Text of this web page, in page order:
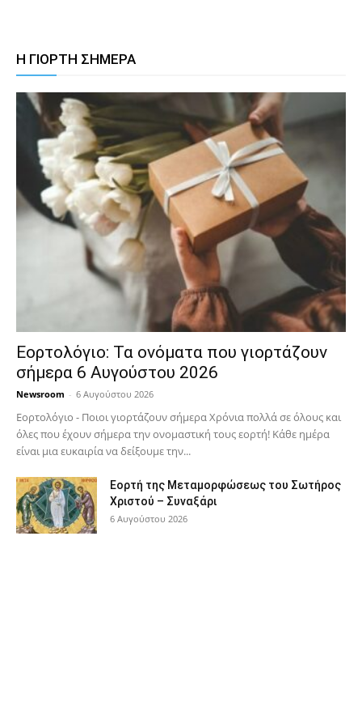
Η ΓΙΟΡΤΗ ΣΗΜΕΡΑ
Εορτολόγιο: Τα ονόματα που γιορτάζουν
σήμερα 6 Αυγούστου 2026
Newsroom - 6 Αυγούστου 2026
Εορτολόγιο - Ποιοι γιορτάζουν σήμερα Χρόνια πολλά σε όλους και
όλες που έχουν σήμερα την ονομαστική τους εορτή! Κάθε ημέρα
είναι μια ευκαιρία να δείξουμε την...
Εορτή της Μεταμορφώσεως του Σωτήρος
Χριστού – Συναξάρι
6 Αυγούστου 2026